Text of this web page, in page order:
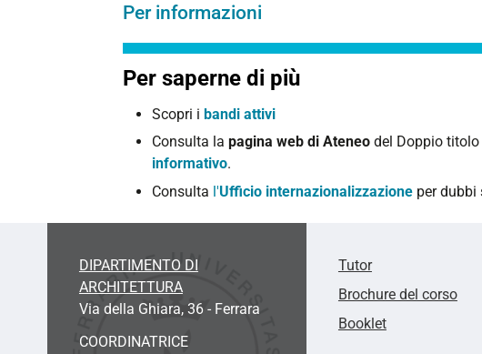
Per informazioni
Per saperne di più
Scopri i bandi attivi
Consulta la pagina web di Ateneo del Doppio
informativo.
Consulta l'Ufficio internazionalizzazione per dubbi
DIPARTIMENTO DI
ARCHITETTURA
Via della Ghiara, 36 - Ferrara
COORDINATRICE
Tutor
Brochure del corso
Booklet